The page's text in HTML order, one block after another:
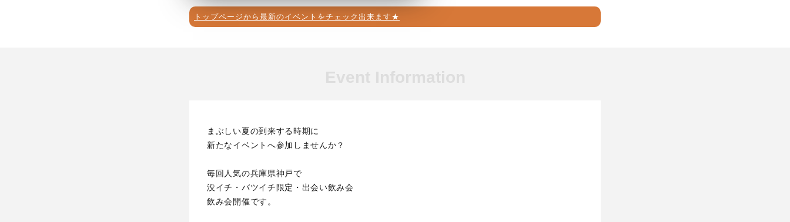
トップページから最新のイベントをチェック出来ます★
まぶしい夏の到来する時期に
新たなイベントへ参加しませんか？
毎回人気の兵庫県神戸で
没イチ・バツイチ限定・出会い飲み会
飲み会開催です。